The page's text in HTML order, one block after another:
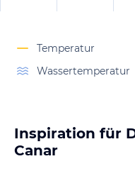
Temperatur
Wassertemperatur
Inspiration für
Canar